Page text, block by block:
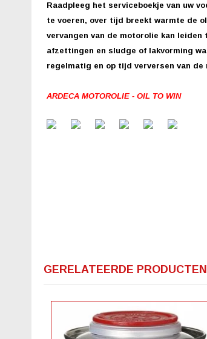
Raadpleeg het serviceboekje van uw
te voeren, over tijd breekt warmte de
vervangen van de motorolie kan
afzettingen en sludge of lakvorming
regelmatig en op tijd verversen van de
ARDECA MOTOROLIE - OIL TO WIN
GERELATEERDE PRODUCTEN